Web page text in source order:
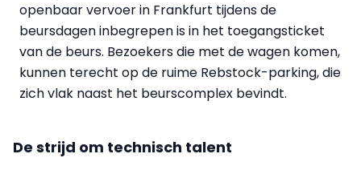
openbaar vervoer in Frankfurt tijdens de
beursdagen inbegrepen is in het toegangsticket
van de beurs. Bezoekers die met de wagen komen,
kunnen terecht op de ruime Rebstock-parking, die
zich vlak naast het beurscomplex bevindt.
De strijd om technisch talent